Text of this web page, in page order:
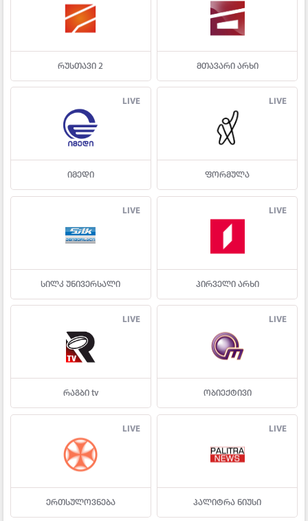
რუსთავი 2 მთავარი არხი
LIVE
იმედი
LIVE
ფორმულა
LIVE
სილკ უნივერსალი
LIVE
პირველი არხი
LIVE
რაგბი tv
LIVE
ობიექტივი
LIVE
ერთსულოვნება
LIVE
პალიტრა ნიუსი